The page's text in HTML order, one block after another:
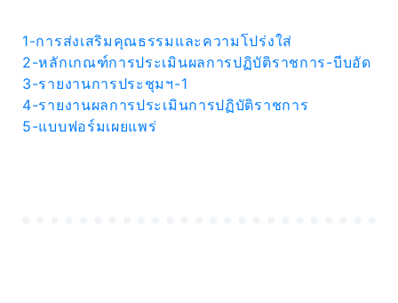
1-การส่งเสริมคุณธรรมและความโปร่งใส่
2-หลักเกณฑ์การประเมินผลการปฏิบัติราชการ-บีบอัด
3-รายงานการประชุมฯ-1
4-รายงานผลการประเมินการปฏิบัติราชการ
5-แบบฟอร์มเผยแพร่